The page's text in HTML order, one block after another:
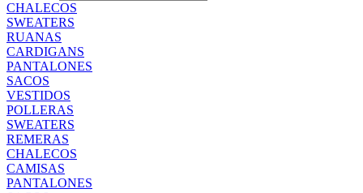
CHALECOS
SWEATERS
RUANAS
CARDIGANS
PANTALONES
SACOS
VESTIDOS
POLLERAS
SWEATERS
REMERAS
CHALECOS
CAMISAS
PANTALONES